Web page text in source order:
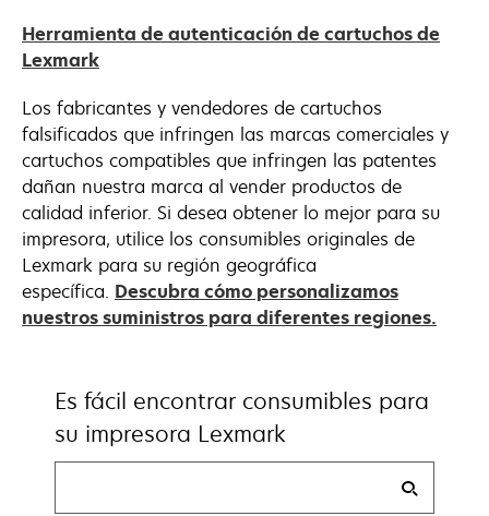
Herramienta de autenticación de cartuchos de
Lexmark
Los fabricantes y vendedores de cartuchos
falsificados que infringen las marcas comerciales y
cartuchos compatibles que infringen las patentes
dañan nuestra marca al vender productos de
calidad inferior. Si desea obtener lo mejor para su
impresora, utilice los consumibles originales de
Lexmark para su región geográfica
específica. Descubra cómo personalizamos
nuestros suministros para diferentes regiones.
Es fácil encontrar consumibles para
su impresora Lexmark